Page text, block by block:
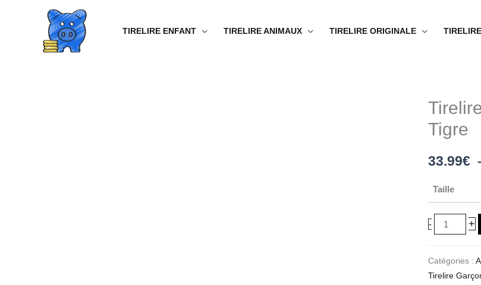
TIRELIRE ENFANT TIRELIRE ANIMAUX TIRELIRE ORIGINALE
Tigre
33.99€
Taille
-
quantité
de
Tirelire
+
Catégories :
Tirelire